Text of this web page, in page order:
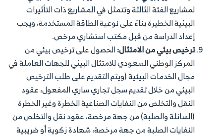
لمشاريع الفئة الثالثة وتتمثل في اﻟﻤﺸﺎرﻳﻊ ذات اﻟﺘﺄﺛﻴﺮات
اﻟﺒﻴﺌﻴﺔ اﻟﺨﻄﻴﺮة بناءً على ﻧﻮﻋﻴﺔ اﻟﻄﺎﻗﺔ اﻟﻤﺴﺘﺨﺪﻣﺔ، ويجب
إعداد الدراسة من قبل مكتب استشاري مرخص.
ترخيص بيئي من الامتثال:الحصول على ترخيص بيئي من
المركز الوطني السعودي للامتثال البيئي للجهات العاملة في
مجال الخدمات البيئية (ويتم التقديم على طلب الترخيص
البيئي من خلال تقديم سجل تجاري ساري المفعول، عقود
النقل والتخلص من النفايات الصناعية الخطرة وغير الخطرة
(السائلة والصلبة) من جهة مرخصة، عقود نقل والتخلص من
النفايات الصلبة من جهة مرخصة، شهادة زكوية أو ضريبية